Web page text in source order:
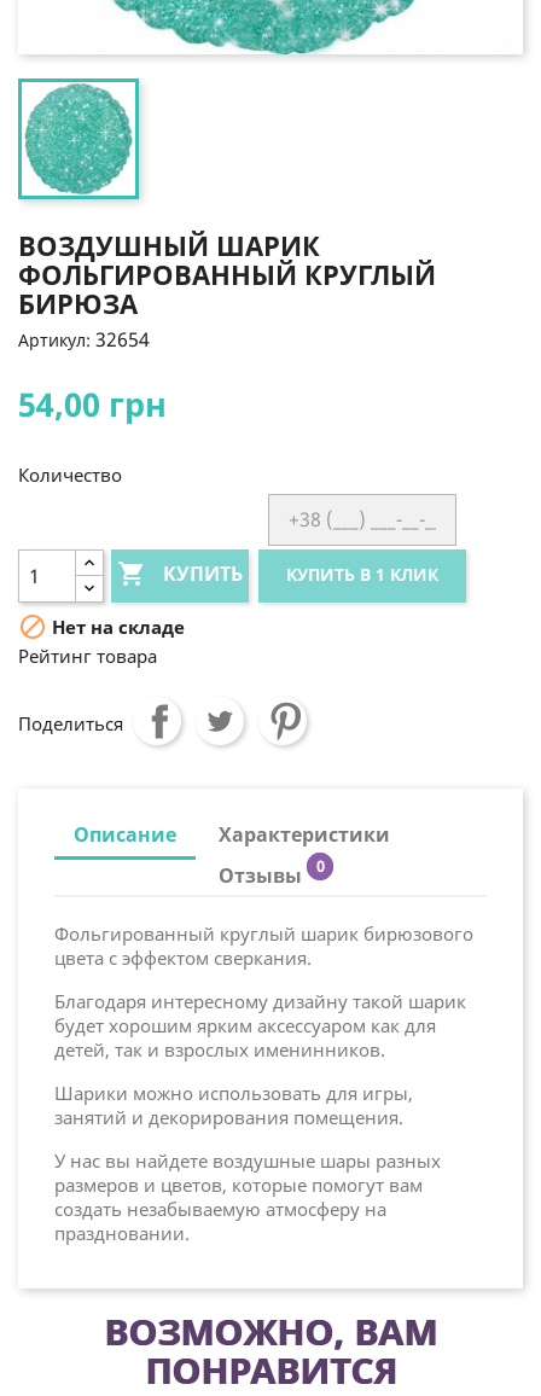
ВОЗДУШНЫЙ ШАРИК
ФОЛЬГИРОВАННЫЙ КРУГЛЫЙ
БИРЮЗА
Артикул: 32654
54,00 грн
Количество
 КУПИТЬ КУПИТЬ В 1 КЛИК
 Нет на складе
Рейтинг товара
Поделиться
Описание
Характеристики
Отзывы
0
Фольгированный круглый шарик бирюзового
цвета с эффектом сверкания.
Благодаря интересному дизайну такой шарик
будет хорошим ярким аксессуаром как для
детей, так и взрослых именинников.
Шарики можно использовать для игры,
занятий и декорирования помещения.
У нас вы найдете воздушные шары разных
размеров и цветов, которые помогут вам
создать незабываемую атмосферу на
праздновании.
ВОЗМОЖНО, ВАМ
ПОНРАВИТСЯ